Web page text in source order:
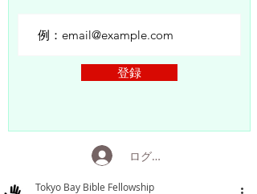
登録
ログイン
Tokyo Bay Bible Fellowship